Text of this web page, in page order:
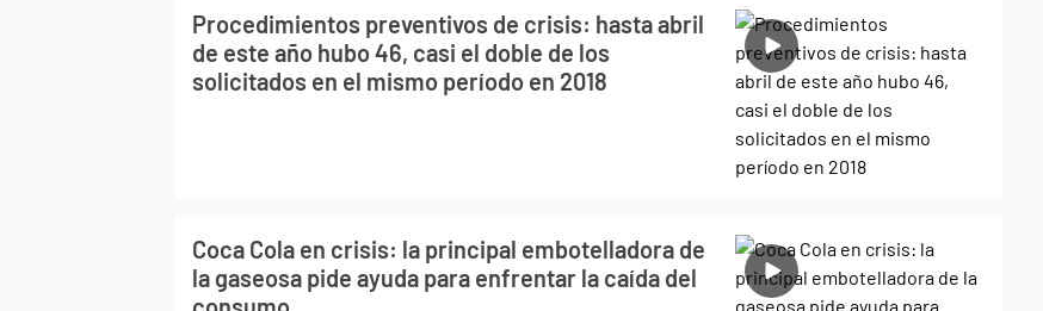
Procedimientos preventivos de crisis: hasta abril
de este año hubo 46, casi el doble de los
solicitados en el mismo período en 2018
Coca Cola en crisis: la principal embotelladora de
la gaseosa pide ayuda para enfrentar la caída del